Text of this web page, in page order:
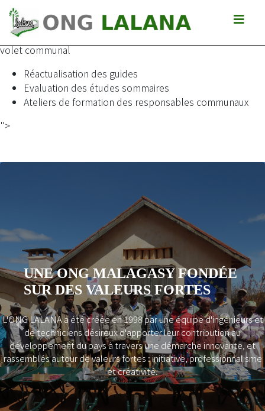
Appui à l\'Unité de Gestion du Programme ACORDS pour
l\'harmonisation des outils et méthodes d\'appui aux acteurs
communaux dans le secteur pistes rurales dans le cadre du
volet communal
Réactualisation des guides
Evaluation des études sommaires
Ateliers de formation des responsables communaux
">
UNE ONG MALAGASY FONDÉE
SUR DES VALEURS FORTES
L'ONG LALANA a été créée en 1998 par une équipe d'ingénieurs et
de techniciens désireux d'apporter leur contribution au
développement du pays à travers une démarche innovante, et
rassemblés autour de valeurs fortes : initiative, professionnalisme
et créativité.
Previous Next